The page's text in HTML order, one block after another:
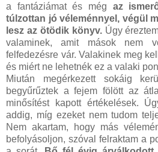
a fantáziámat és még az
túlzottan jó véleménnyel, végül
lesz az ötödik könyv.Úgy
valaminek, amit mások nem
felfedezésre vár. Valakinek meg
és miért ne lehetnék ez a valaki
Miután megérkezett sokáig
begyűrűztek a fejem fölött az
minősítést kapott értékelések.
addig, míg ezeket nem tudom
Nem akartam, hogy más
befolyásoljon, szóval felraktam a